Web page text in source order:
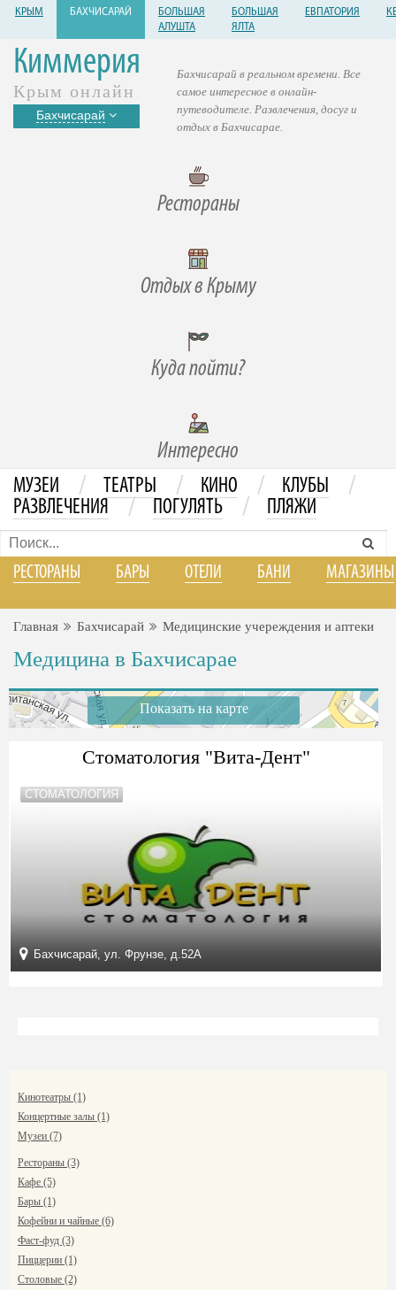
КРЫМ БАХЧИСАРАЙ
БОЛЬШАЯ
АЛУШТА
БОЛЬШАЯ
ЯЛТА
ЕВПАТОРИЯ
Киммерия
Крым онлайн
Бахчисарай
Рестораны
Отдых в Крыму
Куда пойти?
Интересно
Бахчисарай в реальном времени. Все
самое интересное в онлайн-
путеводителе. Развлечения, досуг и
отдых в Бахчисарае.
МУЗЕИ / ТЕАТРЫ / КИНО / КЛУБЫ /
РАЗВЛЕЧЕНИЯ / ПОГУЛЯТЬ / ПЛЯЖИ
РЕСТОРАНЫ БАРЫ ОТЕЛИ БАНИ МАГАЗИНЫ
Главная Бахчисарай Медицинские учереждения и аптеки
Медицина в Бахчисарае
Показать на карте
Стоматология "Вита-Дент"
СТОМАТОЛОГИЯ
Бахчисарай, ул. Фрунзе, д.52А
Кинотеатры (1)
Концертные залы (1)
Музеи (7)
Рестораны (3)
Кафе (5)
Бары (1)
Кофейни и чайные (6)
Фаст-фуд (3)
Пиццерии (1)
Столовые (2)